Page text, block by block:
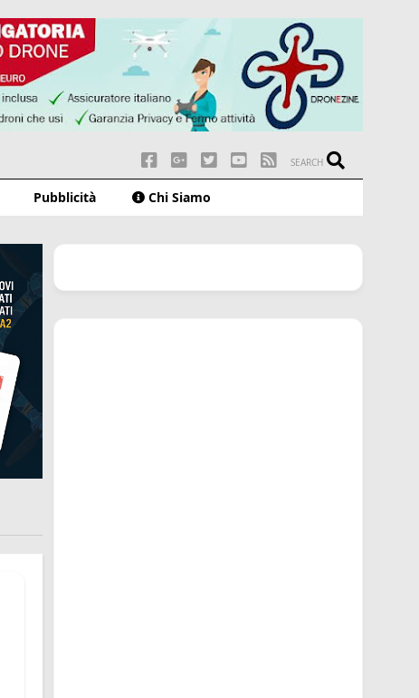
SEARCH
Pubblicità Chi Siamo